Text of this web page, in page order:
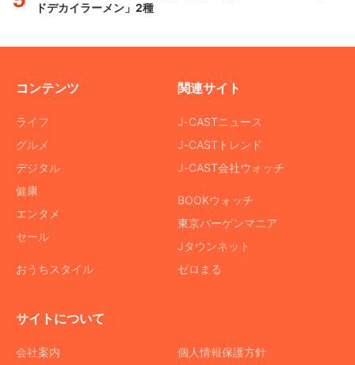
ドデカイラーメン」2種
コンテンツ
ライフ
グルメ
デジタル
健康
エンタメ
セール
おうちスタイル
関連サイト
J-CASTニュース
J-CASTトレンド
J-CAST会社ウォッチ
BOOKウォッチ
東京バーゲンマニア
Jタウンネット
ゼロまる
サイトについて
会社案内 個人情報保護方針